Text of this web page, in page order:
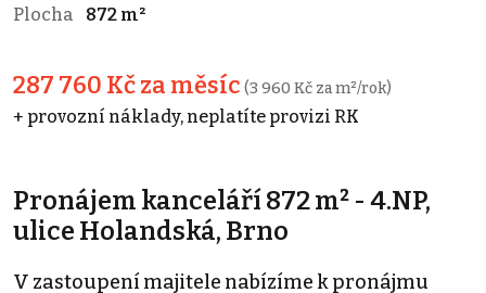
Plocha
872 m²
287 760 Kč za měsíc (3 960 Kč za m²/rok)
+ provozní náklady, neplatíte provizi RK
Pronájem kanceláří 872 m² - 4.NP,
ulice Holandská, Brno
V zastoupení majitele nabízíme k pronájmu